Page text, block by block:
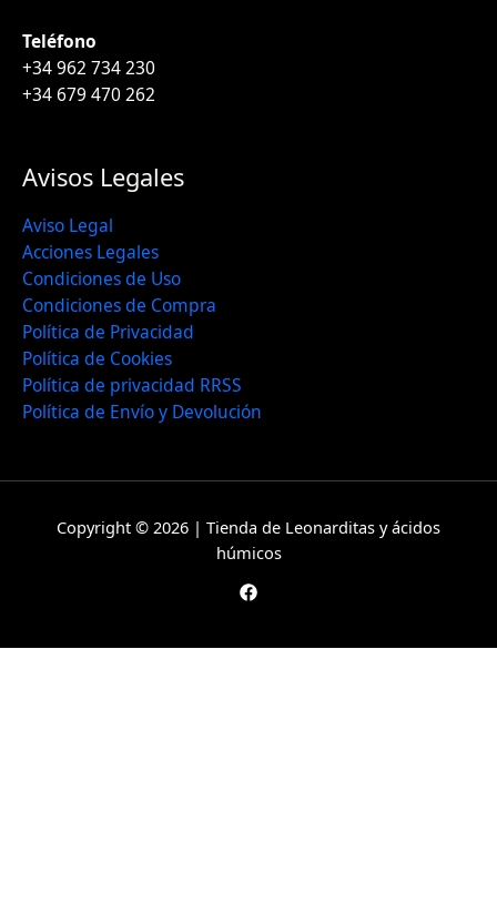
Teléfono
+34 962 734 230
+34 679 470 262
Avisos Legales
Aviso Legal
Acciones Legales
Condiciones de Uso
Condiciones de Compra
Política de Privacidad
Política de Cookies
Política de privacidad RRSS
Política de Envío y Devolución
Copyright © 2026 | Tienda de Leonarditas y ácidos
húmicos